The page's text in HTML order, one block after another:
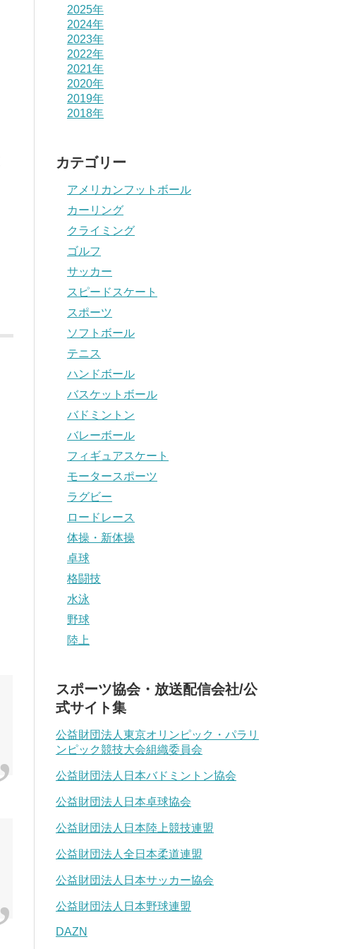
2025年
2024年
2023年
2022年
2021年
2020年
2019年
2018年
カテゴリー
アメリカンフットボール
カーリング
クライミング
ゴルフ
サッカー
スピードスケート
スポーツ
ソフトボール
テニス
ハンドボール
バスケットボール
バドミントン
バレーボール
フィギュアスケート
モータースポーツ
ラグビー
ロードレース
体操・新体操
卓球
格闘技
水泳
野球
陸上
スポーツ協会・放送配信会社/公
式サイト集
公益財団法人東京オリンピック・パラリ
ンピック競技大会組織委員会
公益財団法人日本バドミントン協会
公益財団法人日本卓球協会
公益財団法人日本陸上競技連盟
公益財団法人全日本柔道連盟
公益財団法人日本サッカー協会
公益財団法人日本野球連盟
DAZN